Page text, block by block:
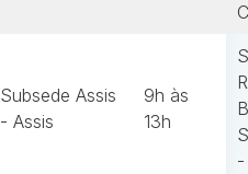
Subsede Assis
- Assis
9h às
13h
-